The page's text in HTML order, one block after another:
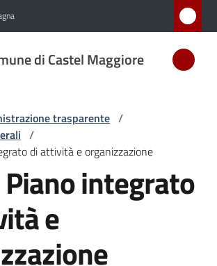
di Castel Maggiore
trasparente /
/
di attività e organizzazione
Piano integrato
e